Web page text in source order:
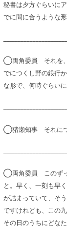
秘書は夕方ぐらいに
でに間に合うような
◯両角委員 それを、
でにつくし野の銀行
な形で、何時ぐらい
◯猪瀬知事 それにつ
◯両角委員 このずっ
と。早く、一刻も早
が詰まっていて、そ
ですけれども、この
その日のうちにどな